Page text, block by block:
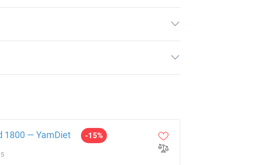
1800 — YamDiet -15%